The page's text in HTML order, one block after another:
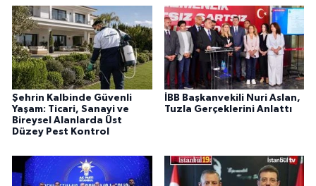
Şehrin Kalbinde Güvenli
Yaşam: Ticari, Sanayi ve
Bireysel Alanlarda Üst
Düzey Pest Kontrol
İBB Başkanvekili Nuri Aslan,
Tuzla Gerçeklerini Anlattı